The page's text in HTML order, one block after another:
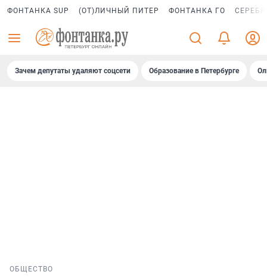
ФОНТАНКА SUP (ОТ)ЛИЧНЫЙ ПИТЕР ФОНТАНКА ГО
Зачем депутаты удаляют соцсети Образование в Петербурге
ОБЩЕСТВО